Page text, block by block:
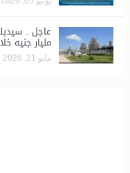
مليار جنيه
مايو 21, 2026